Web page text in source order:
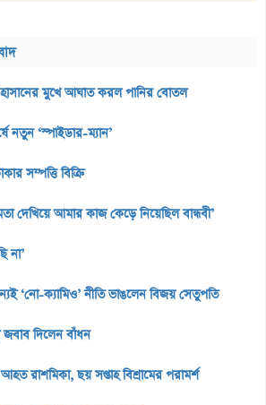
হাসানের মুখে আঘাত করল পানির বোতল
নতুন ‘স্পাইডার-ম্যান’
সম্পত্তি বিক্রি
দেখিয়ে আমার কাজ কেড়ে নিয়েছিল বান্ধবী’
না’
‘নো-ক্যামিও’ নীতি ভাঙলেন বিজয় সেতুপতি
দিলেন বাঁধন
রাশমিকা, ছয় সপ্তাহ বিশ্রামের পরামর্শ